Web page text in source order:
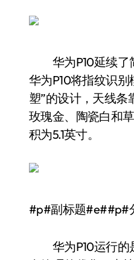
华为P10延续了
华为P10将指纹识
塑”的设计，天线条
玫瑰金、陶瓷白和
积为5.1英寸。
#p#副标题#e##p#
华为P10运行的是